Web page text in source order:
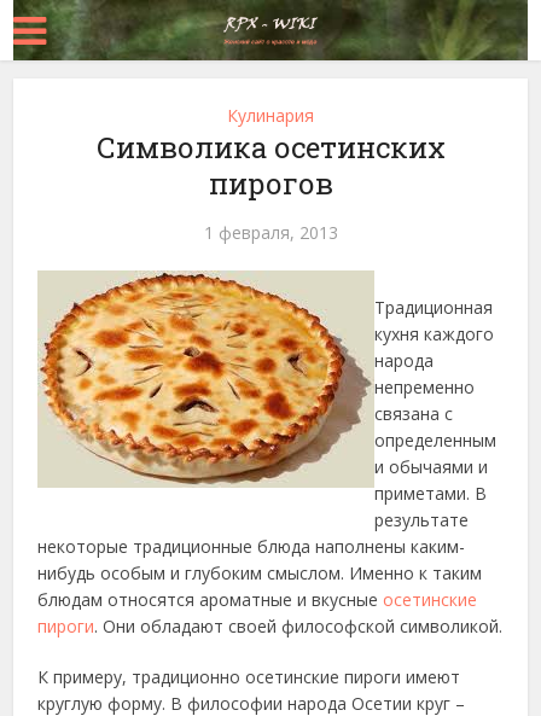
Кулинария
Символика осетинских
пирогов
1 февраля, 2013
Традиционная
кухня каждого
народа
непременно
связана с
определенным
и обычаями и
приметами. В
результате
некоторые традиционные блюданаполнены каким-
нибудь особым и глубоким смыслом. Именно к таким
блюдам относятся ароматные и вкусные осетинские
пироги. Они обладают своей философской символикой.
К примеру, традиционно осетинские пироги имеют
круглую форму. В философии народа Осетии круг –